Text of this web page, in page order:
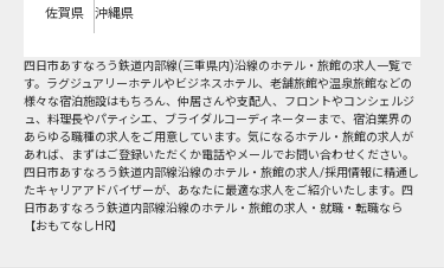
佐賀県 沖縄県
四日市あすなろう鉄道内部線(三重県内)沿線のホテル・旅館の求人一覧で
す。ラグジュアリーホテルやビジネスホテル、老舗旅館や温泉旅館などの
様々な宿泊施設はもちろん、仲居さんや支配人、フロントやコンシェルジ
ュ、料理長やパティシエ、ブライダルコーディネーターまで、宿泊業界の
あらゆる職種の求人をご用意しています。気になるホテル・旅館の求人が
あれば、まずはご登録いただくか電話やメールでお問い合わせください。
四日市あすなろう鉄道内部線沿線のホテル・旅館の求人/採用情報に精通し
たキャリアアドバイザーが、あなたに最適な求人をご紹介いたします。四
日市あすなろう鉄道内部線沿線のホテル・旅館の求人・就職・転職なら
【おもてなしHR】